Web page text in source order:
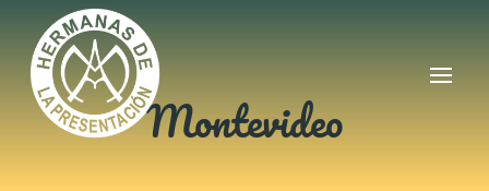
Montevideo